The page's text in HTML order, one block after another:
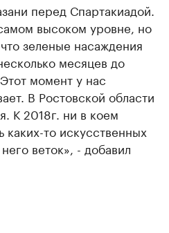
перед Спартакиадой.
высоком уровне, но
зеленые насаждения
месяцев до
момент у нас
В Ростовской области
К 2018г. ни в коем
то искусственных
веток», - добавил